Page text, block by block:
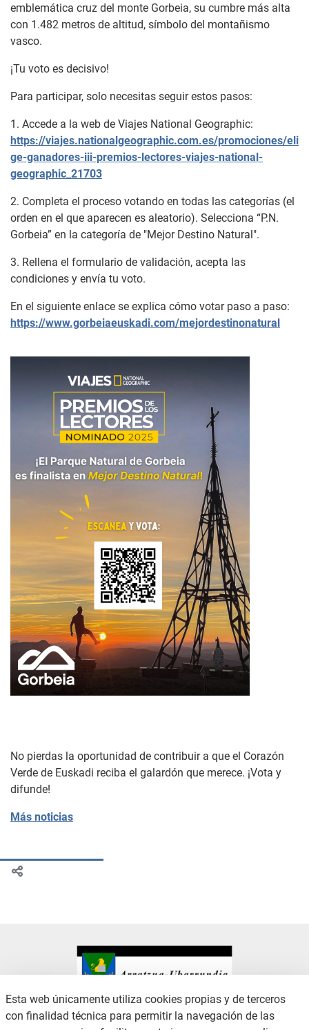
emblemática cruz del monte Gorbeia, su cumbre más alta
con 1.482 metros de altitud, símbolo del montañismo
vasco.
¡Tu voto es decisivo!
Para participar, solo necesitas seguir estos pasos:
1. Accede a la web de Viajes National Geographic:
https://viajes.nationalgeographic.com.es/promociones/eli
ge-ganadores-iii-premios-lectores-viajes-national-
geographic_21703
2. Completa el proceso votando en todas las categorías (el
orden en el que aparecen es aleatorio). Selecciona “P.N.
Gorbeia” en la categoría de "Mejor Destino Natural".
3. Rellena el formulario de validación, acepta las
condiciones y envía tu voto.
En el siguiente enlace se explica cómo votar paso a paso:
https://www.gorbeiaeuskadi.com/mejordestinonatural
No pierdas la oportunidad de contribuir a que el Corazón
Verde de Euskadi reciba el galardón que merece. ¡Vota y
difunde!
Más noticias
Esta web únicamente utiliza cookies propias y de terceros
con finalidad técnica para permitir la navegación de las